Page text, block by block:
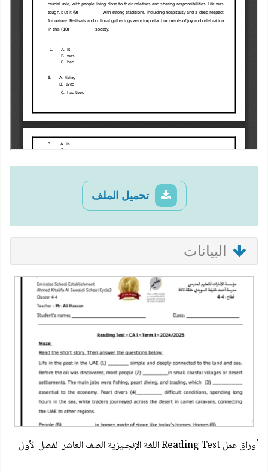
تحميل الملف
البيانات
أوراق عمل Reading Test اللغة الإنجليزية الصف العاشر الفصل الأول